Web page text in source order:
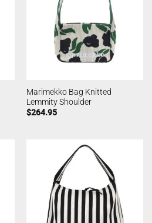
Marimekko Bag Knitted
Lemmity Shoulder
$264.95